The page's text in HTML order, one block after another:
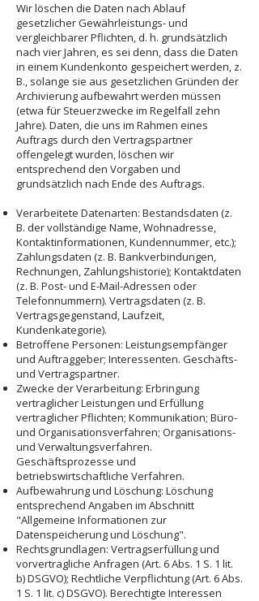
Wir löschen die Daten nach Ablauf
gesetzlicher Gewährleistungs- und
vergleichbarer Pflichten, d. h. grundsätzlich
nach vier Jahren, es sei denn, dass die Daten
in einem Kundenkonto gespeichert werden, z.
B., solange sie aus gesetzlichen Gründen der
Archivierung aufbewahrt werden müssen
(etwa für Steuerzwecke im Regelfall zehn
Jahre). Daten, die uns im Rahmen eines
Auftrags durch den Vertragspartner
offengelegt wurden, löschen wir
entsprechend den Vorgaben und
grundsätzlich nach Ende des Auftrags.
Verarbeitete Datenarten: Bestandsdaten (z.
B. der vollständige Name, Wohnadresse,
Kontaktinformationen, Kundennummer, etc.);
Zahlungsdaten (z. B. Bankverbindungen,
Rechnungen, Zahlungshistorie); Kontaktdaten
(z. B. Post- und E-Mail-Adressen oder
Telefonnummern). Vertragsdaten (z. B.
Vertragsgegenstand, Laufzeit,
Kundenkategorie).
Betroffene Personen: Leistungsempfänger
und Auftraggeber; Interessenten. Geschäfts-
und Vertragspartner.
Zwecke der Verarbeitung: Erbringung
vertraglicher Leistungen und Erfüllung
vertraglicher Pflichten; Kommunikation; Büro-
und Organisationsverfahren; Organisations-
und Verwaltungsverfahren.
Geschäftsprozesse und
betriebswirtschaftliche Verfahren.
Aufbewahrung und Löschung: Löschung
entsprechend Angaben im Abschnitt
"Allgemeine Informationen zur
Datenspeicherung und Löschung".
Rechtsgrundlagen: Vertragserfüllung und
vorvertragliche Anfragen (Art. 6 Abs. 1 S. 1 lit.
b) DSGVO); Rechtliche Verpflichtung (Art. 6 Abs.
1 S. 1 lit. c) DSGVO). Berechtigte Interessen